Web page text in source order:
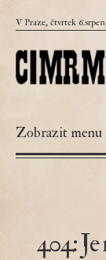
V Praze, čtvrtek
Zobrazit menu
404: Je